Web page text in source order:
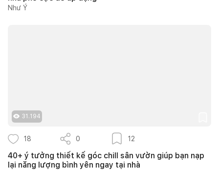
Như Ý
31.194
18 0 12
40+ ý tưởng thiết kế góc chill sân vườn giúp bạn nạp
lại năng lượng bình yên ngay tại nhà